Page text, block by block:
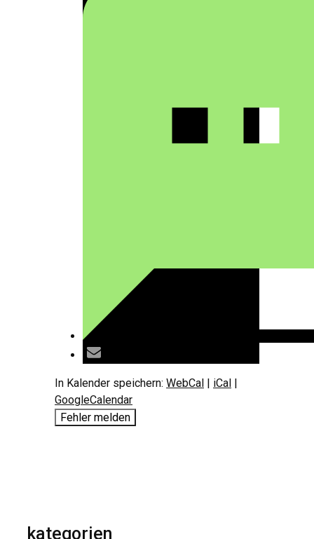
In Kalender speichern: WebCal | iCal |
GoogleCalendar
Fehler melden
kategorien